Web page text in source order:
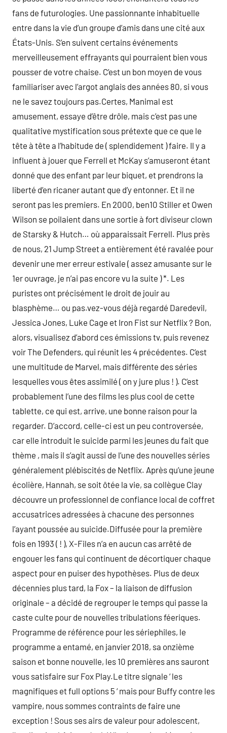
fans de futurologies. Une passionnante inhabituelle
entre dans la vie d’un groupe d’amis dans une cité aux
États-Unis. S’en suivent certains événements
merveilleusement effrayants qui pourraient bien vous
pousser de votre chaise. C’est un bon moyen de vous
familiariser avec l’argot anglais des années 80, si vous
ne le savez toujours pas.Certes, Manimal est
amusement, essaye d’être drôle, mais c’est pas une
qualitative mystification sous prétexte que ce que le
tête à tête a l’habitude de ( splendidement ) faire. Il y a
influent à jouer que Ferrell et McKay s’amuseront étant
donné que des enfant par leur biquet, et prendrons la
liberté d’en ricaner autant que d’y entonner. Et il ne
seront pas les premiers. En 2000, ben10 Stiller et Owen
Wilson se poilaient dans une sortie à fort diviseur clown
de Starsky & Hutch… où apparaissait Ferrell. Plus près
de nous, 21 Jump Street a entièrement été ravalée pour
devenir une mer erreur estivale ( assez amusante sur le
1er ouvrage, je n’ai pas encore vu la suite ) *. Les
puristes ont précisément le droit de jouir au
blasphème… ou pas.vez-vous déjà regardé Daredevil,
Jessica Jones, Luke Cage et Iron Fist sur Netflix ? Bon,
alors, visualisez d’abord ces émissions tv, puis revenez
voir The Defenders, qui réunit les 4 précédentes. C’est
une multitude de Marvel, mais différente des séries
lesquelles vous êtes assimilé ( on y jure plus ! ). C’est
probablement l’une des films les plus cool de cette
tablette, ce qui est, arrive, une bonne raison pour la
regarder. D’accord, celle-ci est un peu controversée,
car elle introduit le suicide parmi les jeunes du fait que
thème , mais il s’agit aussi de l’une des nouvelles séries
généralement plébiscités de Netflix. Après qu’une jeune
écolière, Hannah, se soit ôtée la vie, sa collègue Clay
découvre un professionnel de confiance local de coffret
accusatrices adressées à chacune des personnes
l’ayant poussée au suicide.Diffusée pour la première
fois en 1993 ( ! ), X-Files n’a en aucun cas arrêté de
engouer les fans qui continuent de décortiquer chaque
aspect pour en puiser des hypothèses. Plus de deux
décennies plus tard, la Fox – la liaison de diffusion
originale – a décidé de regrouper le temps qui passe la
caste culte pour de nouvelles tribulations féeriques.
Programme de référence pour les sériephiles, le
programme a entamé, en janvier 2018, sa onzième
saison et bonne nouvelle, les 10 premières ans sauront
vous satisfaire sur Fox Play.Le titre signale ‘ les
magnifiques et full options 5 ‘ mais pour Buffy contre les
vampire, nous sommes contraints de faire une
exception ! Sous ses airs de valeur pour adolescent,